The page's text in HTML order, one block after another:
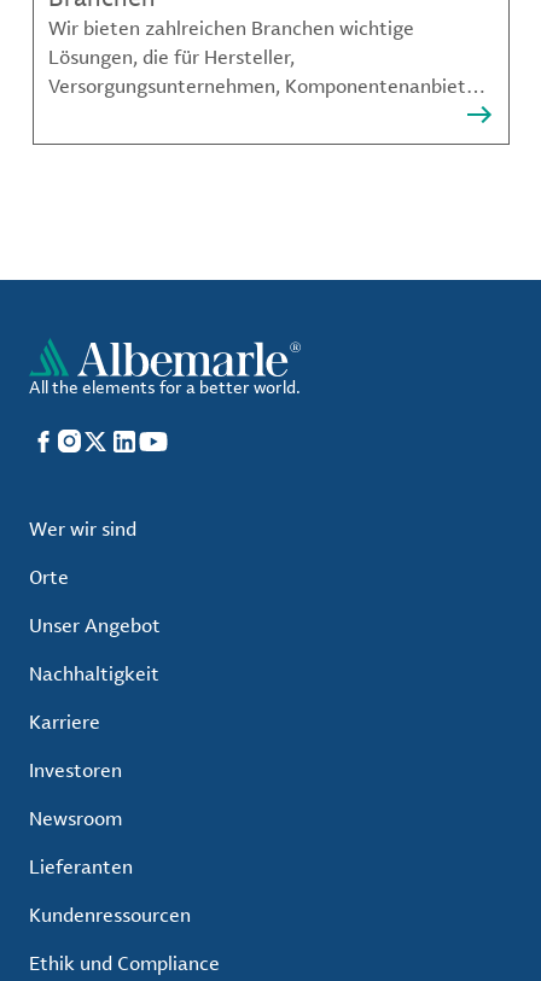
Wir bieten zahlreichen Branchen wichtige
Lösungen, die für Hersteller,
Versorgungsunternehmen, Komponentenanbieter,
Akteure unerlässlich sind.
All the elements for a better world.
Facebook
Instagram
X LinkedIn
YouTube
Wer wir sind
Orte
Unser Angebot
Nachhaltigkeit
Karriere
Investoren
Newsroom
Lieferanten
Kundenressourcen
Ethik und Compliance